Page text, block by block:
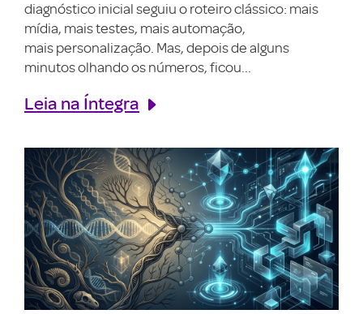
diagnóstico inicial seguiu o roteiro clássico: mais
mídia, mais testes, mais automação,
mais personalização. Mas, depois de alguns
minutos olhando os números, ficou...
Leia na Íntegra